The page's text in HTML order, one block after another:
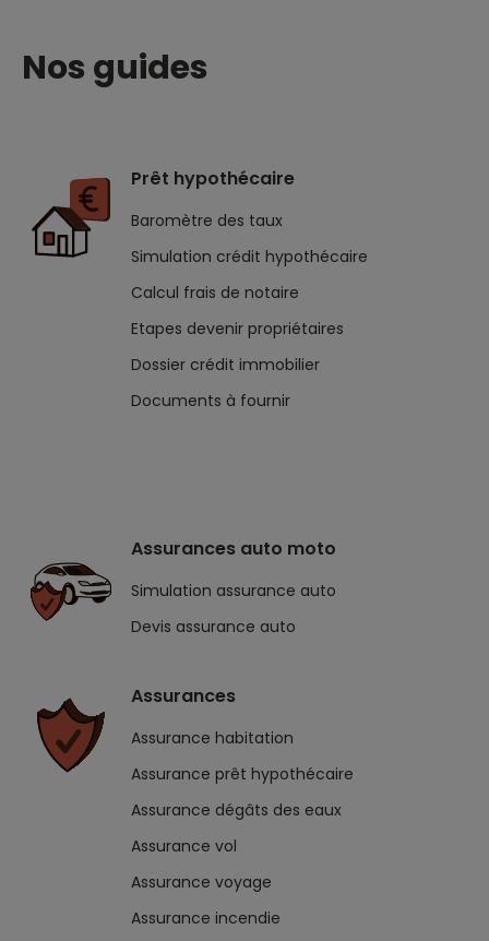
Nos guides
Prêt hypothécaire
Baromètre des taux
Simulation crédit hypothécaire
Calcul frais de notaire
Etapes devenir propriétaires
Dossier crédit immobilier
Documents à fournir
Assurances auto moto
Simulation assurance auto
Devis assurance auto
Assurances
Assurance habitation
Assurance prêt hypothécaire
Assurance dégâts des eaux
Assurance vol
Assurance voyage
Assurance incendie